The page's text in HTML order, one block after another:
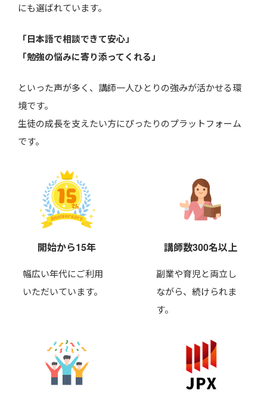
にも選ばれています。
「日本語で相談できて安心」
「勉強の悩みに寄り添ってくれる」
といった声が多く、講師一人ひとりの強みが活かせる環
境です。
生徒の成長を支えたい方にぴったりのプラットフォーム
です。
開始から15年
幅広い年代にご利用
いただいています。
講師数300名以上
副業や育児と両立し
ながら、 続けられま
す。